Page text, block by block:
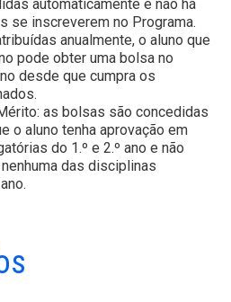
automaticamente e não há
se inscreverem no Programa.
anualmente, o aluno que
pode obter uma bolsa no
desde que cumpra os
as bolsas são concedidas
o aluno tenha aprovação em
do 1.º e 2.º ano e não
das disciplinas